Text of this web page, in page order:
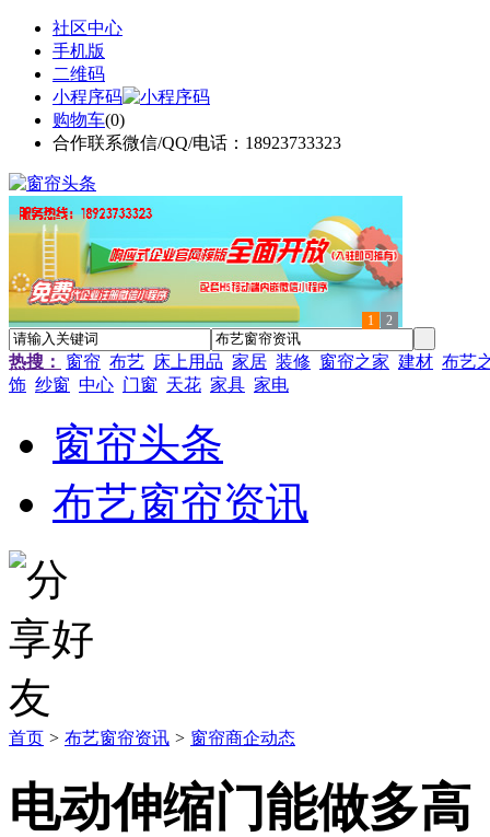
社区中心
手机版
二维码
小程序码
购物车(0)
合作联系微信/QQ/电话：18923733323
1 2
热搜： 窗帘 布艺 床上用品 家居 装修 窗帘之家 建材 布艺
饰 纱窗 中心 门窗 天花 家具 家电
窗帘头条
布艺窗帘资讯
首页 > 布艺窗帘资讯 > 窗帘商企动态
电动伸缩门能做多